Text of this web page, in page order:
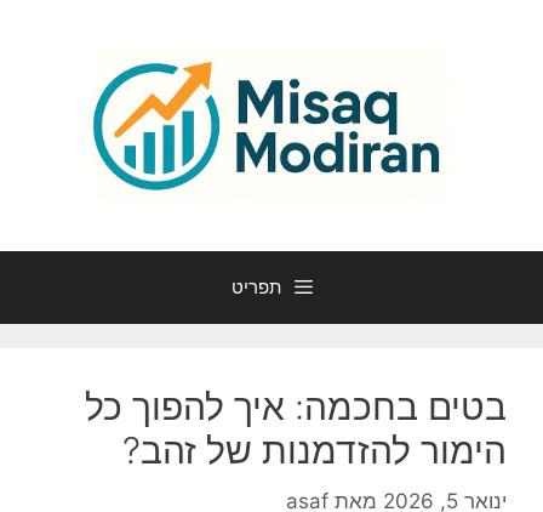
תפריט
בטים בחכמה: איך להפוך כל
הימור להזדמנות של זהב?
ינואר 5, 2026 מאת asaf